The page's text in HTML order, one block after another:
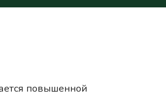
повышенной